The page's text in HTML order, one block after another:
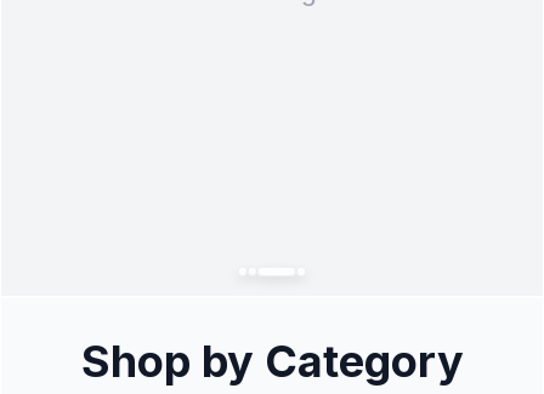
Shop by Category